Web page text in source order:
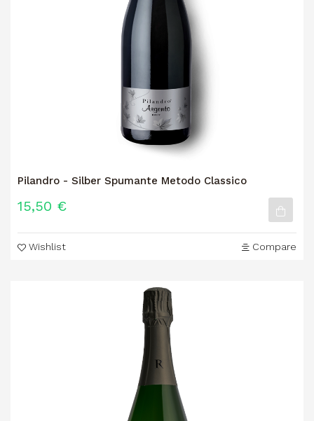
Pilandro - Silber Spumante Metodo Classico
15,50 €
Wishlist Compare